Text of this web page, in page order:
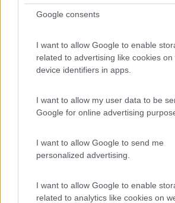
Google consents
I want to allow Google to enable
related to advertising like cookies on
device identifiers in apps.
I want to allow my user data to be
Google for online advertising
I want to allow Google to send me
personalized advertising.
I want to allow Google to enable
related to analytics like cookies on
Parcheggio a pagamento per 10
Dessau - 43.6km
Leopoldshafen 5